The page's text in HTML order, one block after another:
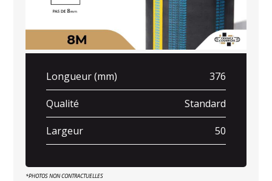
Longueur (mm) 376
Qualité Standard
Largeur 50
*PHOTOS NON CONTRACTUELLES